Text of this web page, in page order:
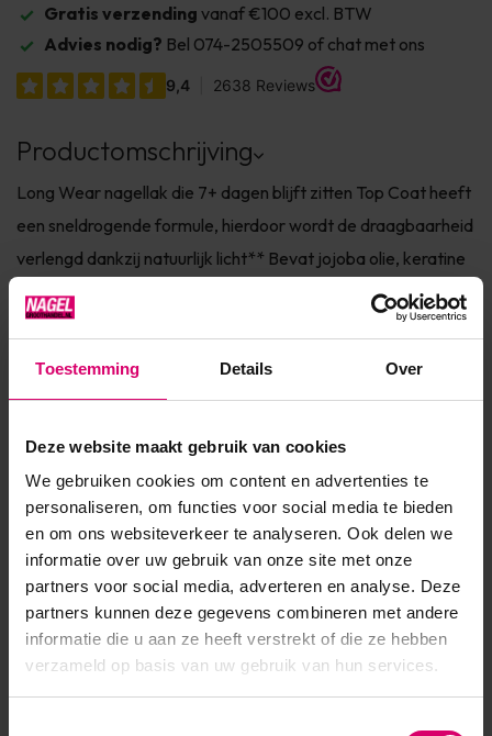
Toestemming Details Over
Deze website maakt gebruik van cookies
We gebruiken cookies om content en advertenties te
personaliseren, om functies voor social media te bieden
en om ons websiteverkeer te analyseren. Ook delen we
informatie over uw gebruik van onze site met onze
partners voor social media, adverteren en analyse. Deze
partners kunnen deze gegevens combineren met andere
informatie die u aan ze heeft verstrekt of die ze hebben
verzameld op basis van uw gebruik van hun services.
Gratis verzending vanaf €100 excl. BTW
Advies nodig? Bel 074-2505509 of chat met ons
Productomschrijving
Long Wear nagellak die 7+ dagen blijft zitten Top Coat heeft
een sneldrogende formule, hierdoor wordt de draagbaarheid
verlengd dankzij natuurlijk licht** Bevat jojoba olie, keratine
en vitamine E voor de verzorging van de nagel Dierproefvrij
& 7Free* Verkrijgbaar in 150+ fashionkleuren Ingrediënten * 7
Free: vrij van Parabenen, Form...
Toon meer
Product specificaties
EAN 639370912813